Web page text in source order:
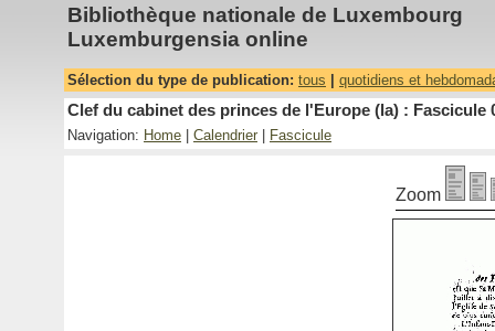
Bibliothèque nationale de Luxembourg
Luxemburgensia online
Sélection du type de publication: tous quotidiens et
Clef du cabinet des princes de l'Europe (la) : Fascicule
Navigation: Home Calendrier Fascicule
Zoom